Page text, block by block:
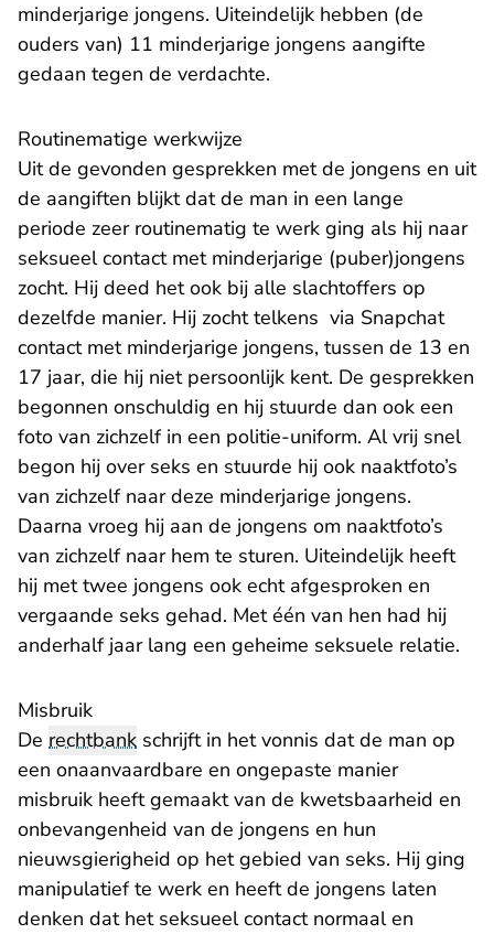
minderjarige jongens. Uiteindelijk hebben (de
ouders van) 11 minderjarige jongens aangifte
gedaan tegen de verdachte.
Routinematige werkwijze
Uit de gevonden gesprekken met de jongens en uit
de aangiften blijkt dat de man in een lange
periode zeer routinematig te werk ging als hij naar
seksueel contact met minderjarige (puber)jongens
zocht. Hij deed het ook bij alle slachtoffers op
dezelfde manier. Hij zocht telkens via Snapchat
contact met minderjarige jongens, tussen de 13 en
17 jaar, die hij niet persoonlijk kent. De gesprekken
begonnen onschuldig en hij stuurde dan ook een
foto van zichzelf in een politie-uniform. Al vrij snel
begon hij over seks en stuurde hij ook naaktfoto’s
van zichzelf naar deze minderjarige jongens.
Daarna vroeg hij aan de jongens om naaktfoto’s
van zichzelf naar hem te sturen. Uiteindelijk heeft
hij met twee jongens ook echt afgesproken en
vergaande seks gehad. Met één van hen had hij
anderhalf jaar lang een geheime seksuele relatie.
Misbruik
De rechtbank schrijft in het vonnis dat de man op
een onaanvaardbare en ongepaste manier
misbruik heeft gemaakt van de kwetsbaarheid en
onbevangenheid van de jongens en hun
nieuwsgierigheid op het gebied van seks. Hij ging
manipulatief te werk en heeft de jongens laten
denken dat het seksueel contact normaal en